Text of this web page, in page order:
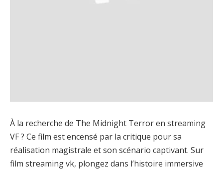
À la recherche de The Midnight Terror en streaming
VF ? Ce film est encensé par la critique pour sa
réalisation magistrale et son scénario captivant. Sur
film streaming vk, plongez dans l’histoire immersive